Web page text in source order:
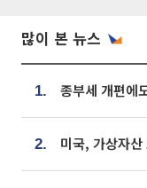
많이 본 뉴스
1.
2.